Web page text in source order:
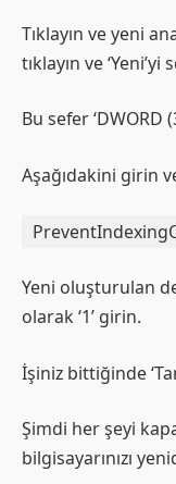
Tıklayın ve yeni
tıklayın ve ‘Yeni’yi
Bu sefer ‘DWORD
Aşağıdakini girin
Yeni oluşturulan
olarak ‘1’ girin.
İşiniz bittiğinde
Şimdi her şeyi
bilgisayarınızı